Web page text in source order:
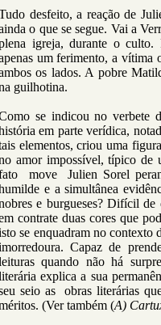
desfeito, a reação de
o que se segue. Vai a
igreja, durante o culto.
um ferimento, a vítima
os lados. A pobre
guilhotina.
se indicou no verbete
em parte verídica,
elementos, criou uma
amor impossível, típico de
move Julien Sorel
e a simultânea
e burgueses? Difícil
contrate duas cores que
se enquadram no contexto
Capaz de
quando não há
explica a sua
seio as obras literárias
(Ver também (A)